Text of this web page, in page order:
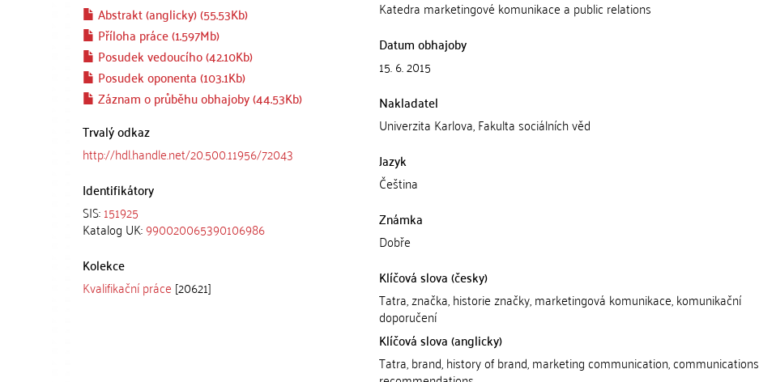
Abstrakt (anglicky) (55.53Kb)
Příloha práce (1.597Mb)
Posudek vedoucího (42.10Kb)
Posudek oponenta (103.1Kb)
Záznam o průběhu obhajoby (44.53Kb)
Trvalý odkaz
http://hdl.handle.net/20.500.11956/72043
Identifikátory
SIS:151925
Katalog UK:990020065390106986
Kolekce
Kvalifikační práce [20621]
Katedra marketingové komunikace a public relations
Datum obhajoby
15. 6. 2015
Nakladatel
Univerzita Karlova, Fakulta sociálních věd
Jazyk
Čeština
Známka
Dobře
Klíčová slova (česky)
Tatra, značka, historie značky, marketingová komunikace, komunikační
doporučení
Klíčová slova (anglicky)
Tatra, brand, history of brand, marketing communication, communications